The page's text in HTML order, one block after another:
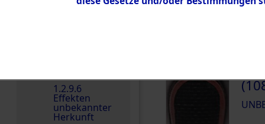
Effekten nicht
1.2.9.6
Effekten
unbekannter
Herkunft